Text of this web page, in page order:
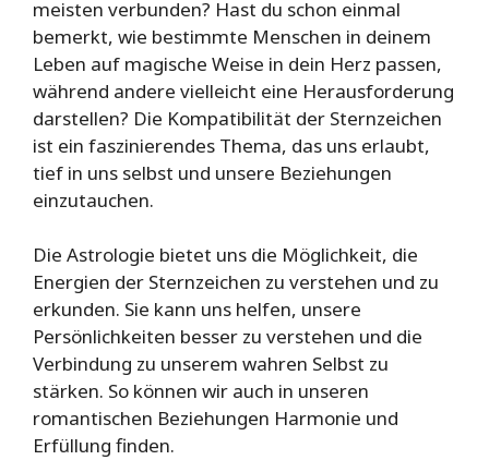
meisten verbunden? Hast du schon einmal
bemerkt, wie bestimmte Menschen in deinem
Leben auf magische Weise in dein Herz passen,
während andere vielleicht eine Herausforderung
darstellen? Die Kompatibilität der Sternzeichen
ist ein faszinierendes Thema, das uns erlaubt,
tief in uns selbst und unsere Beziehungen
einzutauchen.
Die Astrologie bietet uns die Möglichkeit, die
Energien der Sternzeichen zu verstehen und zu
erkunden. Sie kann uns helfen, unsere
Persönlichkeiten besser zu verstehen und die
Verbindung zu unserem wahren Selbst zu
stärken. So können wir auch in unseren
romantischen Beziehungen Harmonie und
Erfüllung finden.